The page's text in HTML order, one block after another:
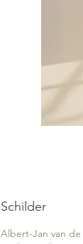
Schilder
Albert-Jan van de